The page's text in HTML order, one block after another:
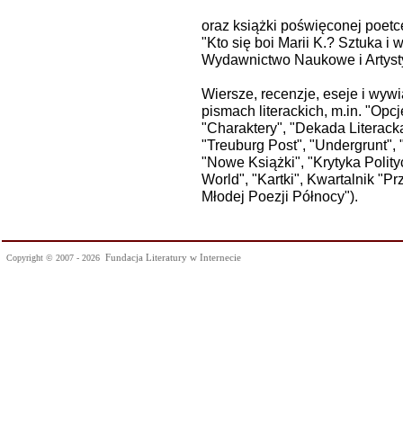
oraz książki poświęconej
"Kto się boi Marii K.? Sztuka i
Wydawnictwo Naukowe i
Wiersze, recenzje, eseje i
pismach literackich, m.in.
"Charaktery", "Dekada
"Treuburg Post", "Undergrunt",
"Nowe Książki", "Krytyka
World", "Kartki", Kwartalnik
Młodej Poezji Północy").
Copyright © 2007 - 2026 Fundacja Literatury w Internecie